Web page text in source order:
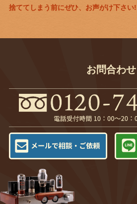
捨ててしまう前にぜひ、お声がけ下さい!
お問合わせ